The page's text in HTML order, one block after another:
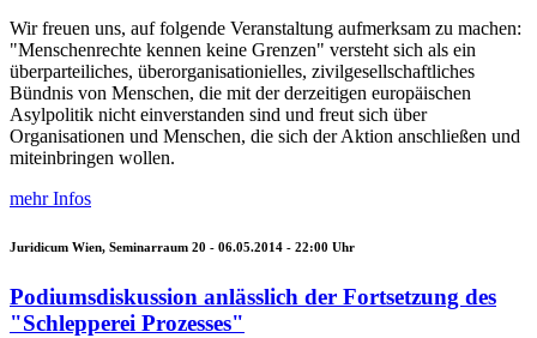
Wir freuen uns, auf folgende Veranstaltung aufmerksam zu machen:
"Menschenrechte kennen keine Grenzen" versteht sich als ein
überparteiliches, überorganisationielles, zivilgesellschaftliches
Bündnis von Menschen, die mit der derzeitigen europäischen
Asylpolitik nicht einverstanden sind und freut sich über
Organisationen und Menschen, die sich der Aktion anschließen und
miteinbringen wollen.
mehr Infos
Juridicum Wien, Seminarraum 20 - 06.05.2014 - 22:00 Uhr
Podiumsdiskussion anlässlich der Fortsetzung des
"Schlepperei Prozesses"